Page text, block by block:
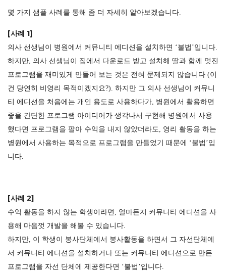
몇 가지 샘플 사례를 통해 좀 더 자세히 알아보겠습니다.
[사례 1]
의사 선생님이 병원에서 커뮤니티 에디션을 설치하면 ‘불법’입니다.
하지만, 의사 선생님이 집에서 다운로드 받고 설치해 딸과 함께 멋진
프로그램을 재미있게 만들어 보는 것은 전혀 문제되지 않습니다 (이
건 당연히 비영리 목적이겠지요?). 하지만 그 의사 선생님이 커뮤니
티 에디션을 처음에는 개인 용도로 사용하다가, 병원에서 활용하면
좋을 간단한 프로그램 아이디어가 생각나서 구현해 병원에서 사용
했다면 프로그램을 팔아 수익을 내지 않았더라도, 영리 활동을 하는
병원에서 사용하는 목적으로 프로그램을 만들었기 때문에 ‘불법’입
니다.
[사례 2]
수익 활동을 하지 않는 학생이라면, 얼마든지 커뮤니티 에디션을 사
용해 마음껏 개발을 해볼 수 있습니다.
하지만, 이 학생이 봉사단체에서 봉사활동을 하면서 그 자선단체에
서 커뮤니티 에디션을 설치하거나 또는 커뮤니티 에디션으로 만든
프로그램을 자선 단체에 제공한다면 ‘불법’입니다.